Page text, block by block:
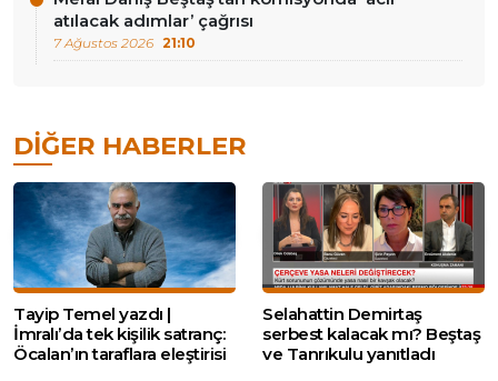
atılacak adımlar’ çağrısı
7 Ağustos 2026 21:10
DIĞER HABERLER
Tayip Temel yazdı |
İmralı’da tek kişilik satranç:
Öcalan’ın taraflara eleştirisi
Selahattin Demirtaş
serbest kalacak mı? Beştaş
ve Tanrıkulu yanıtladı